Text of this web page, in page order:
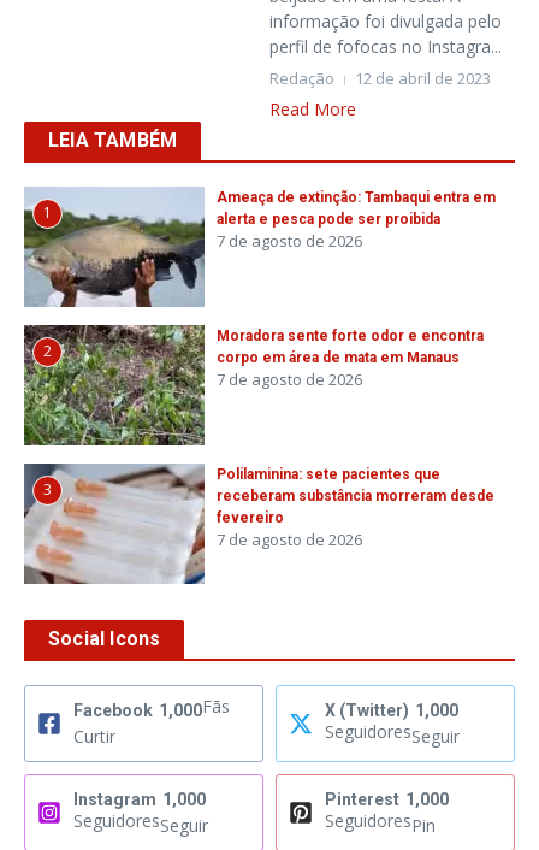
informação foi divulgada pelo
perfil de fofocas no Instagra...
Redação 12 de abril de 2023
Read More
LEIA TAMBÉM
1
Ameaça de extinção: Tambaqui entra em
alerta e pesca pode ser proibida
7 de agosto de 2026
2
Moradora sente forte odor e encontra
corpo em área de mata em Manaus
7 de agosto de 2026
3
Polilaminina: sete pacientes que
receberam substância morreram desde
fevereiro
7 de agosto de 2026
Social Icons
Facebook 1,000Fãs
Curtir
X (Twitter) 1,000
SeguidoresSeguir
Instagram 1,000
SeguidoresSeguir
Pinterest 1,000
SeguidoresPin